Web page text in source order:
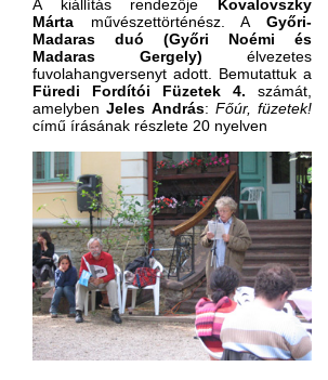
A kiállítás rendezője Kovalovszky
Márta művészettörténész. AGyőri-
Madaras duó (Győri Noémi és
Madaras Gergely) élvezetes
fuvolahangversenyt adott. Bemutattuk a
Füredi Fordítói Füzetek 4. számát,
amelybenJeles András: Főúr, füzetek!
című írásának részlete 20 nyelven